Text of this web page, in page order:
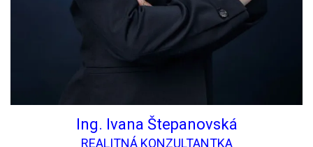
Ing. Ivana Štepanovská
REALITNÁ KONZULTANTKA